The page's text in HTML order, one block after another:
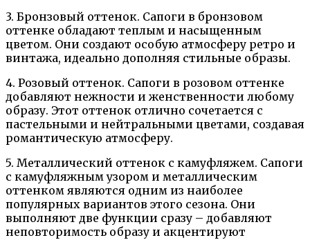
3. Бронзовый оттенок. Сапоги в бронзовом
оттенке обладают теплым и насыщенным
цветом. Они создают особую атмосферу ретро и
винтажа, идеально дополняя стильные образы.
4. Розовый оттенок. Сапоги в розовом оттенке
добавляют нежности и женственности любому
образу. Этот оттенок отлично сочетается с
пастельными и нейтральными цветами, создавая
романтическую атмосферу.
5. Металлический оттенок с камуфляжем. Сапоги
с камуфляжным узором и металлическим
оттенком являются одним из наиболее
популярных вариантов этого сезона. Они
выполняют две функции сразу – добавляют
неповторимость образу и акцентируют